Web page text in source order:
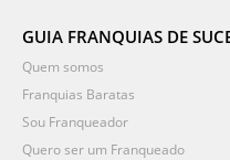
GUIA FRANQUIAS DE
Quem somos
Franquias Baratas
Sou Franqueador
Quero ser um Franqueado